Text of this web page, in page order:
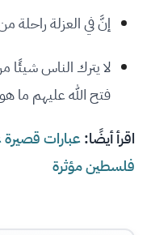
إنَّ في العزلة راحلة
لا يترك الناس شيئًا
فتح الله عليهم ما
اقرأ أيضًا:عبارات
فلسطين مؤثرة